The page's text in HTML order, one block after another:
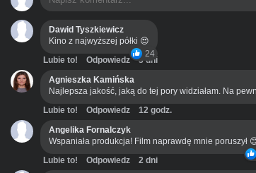
Dawid Tyszkiewicz
Kino z najwyższej półki 😍
24
Lubie to! Odpowiedz
3 dni
Agnieszka Kamińska
Najlepsza jakość, jaką do tej pory widziałam. Na
Lubie to! Odpowiedz
12 godz.
Angelika Fornalczyk
Wspaniała produkcja! Film naprawdę mnie poruszył
Lubie to! Odpowiedz
2 dni